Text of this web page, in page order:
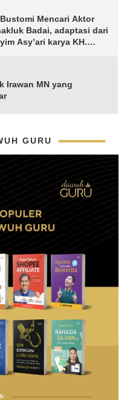
Mencari Aktor
Badai, adaptasi dari
Asy’ari karya KH.
Irawan MN yang
GURU